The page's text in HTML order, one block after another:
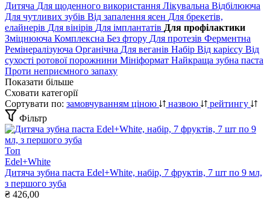
Дитяча Для щоденного використання Лікувальна Відбілююча
Для чутливих зубів Від запалення ясен Для брекетів,
елайнерів Для вінірів Для імплантатів Для профілактики
Зміцнююча Комплексна Без фтору Для протезів Ферментна
Ремінералізуюча Органічна Для веганів Набір Від карієсу Від
сухості ротової порожнини Мініформат Найкраща зубна паста
Проти неприємного запаху
Показати більше
Сховати категорії
Сортувати по: замовчуванням ціною назвою
рейтингу
Фільтр
Топ
Edel+White
Дитяча зубна паста Edel+White, набір, 7 фруктів, 7 шт по 9 мл,
з першого зуба
₴ 426,00